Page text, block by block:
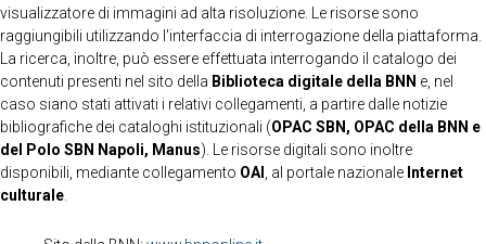
visualizzatore di immagini ad alta risoluzione. Le risorse sono
raggiungibili utilizzando l'interfaccia di interrogazione della piattaforma.
La ricerca, inoltre, può essere effettuata interrogando il catalogo dei
contenuti presenti nel sito della Biblioteca digitale della BNN e, nel
caso siano stati attivati i relativi collegamenti, a partire dalle notizie
bibliografiche dei cataloghi istituzionali (OPAC SBN, OPAC della BNN e
del Polo SBN Napoli, Manus). Le risorse digitali sono inoltre
disponibili, mediante collegamento OAI , al portale nazionale Internet
culturale